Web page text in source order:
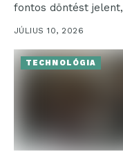
fontos döntést jelent,
különösen, amikor a...
JÚLIUS 10, 2026
TECHNOLÓGIA